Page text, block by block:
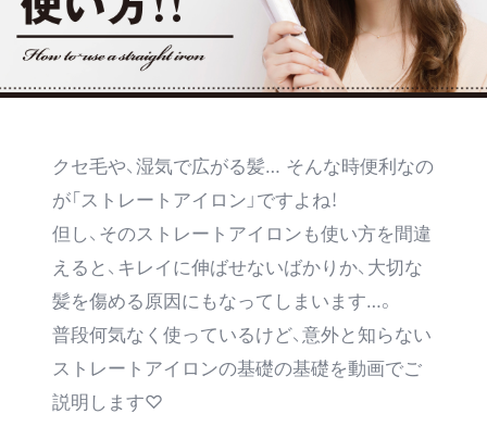
クセ毛や、湿気で広がる髪… そんな時便利なの
が「ストレートアイロン」ですよね！
但し、そのストレートアイロンも使い方を間違
えると、キレイに伸ばせないばかりか、大切な
髪を傷める原因にもなってしまいます…。
普段何気なく使っているけど、意外と知らない
ストレートアイロンの基礎の基礎を動画でご
説明します♡